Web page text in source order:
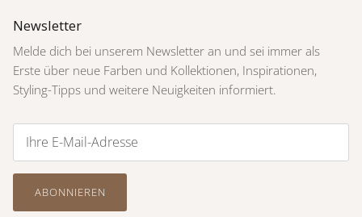
Newsletter
Melde dich bei unserem Newsletter an und sei immer als
Erste über neue Farben und Kollektionen, Inspirationen,
Styling-Tipps und weitere Neuigkeiten informiert.
ABONNIEREN